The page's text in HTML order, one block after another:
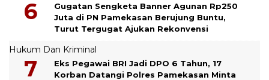
Gugatan Sengketa Banner Agunan Rp250
Juta di PN Pamekasan Berujung Buntu,
Turut Tergugat Ajukan Rekonvensi
Hukum Dan Kriminal
Eks Pegawai BRI Jadi DPO 6 Tahun, 17
Korban Datangi Polres Pamekasan Minta